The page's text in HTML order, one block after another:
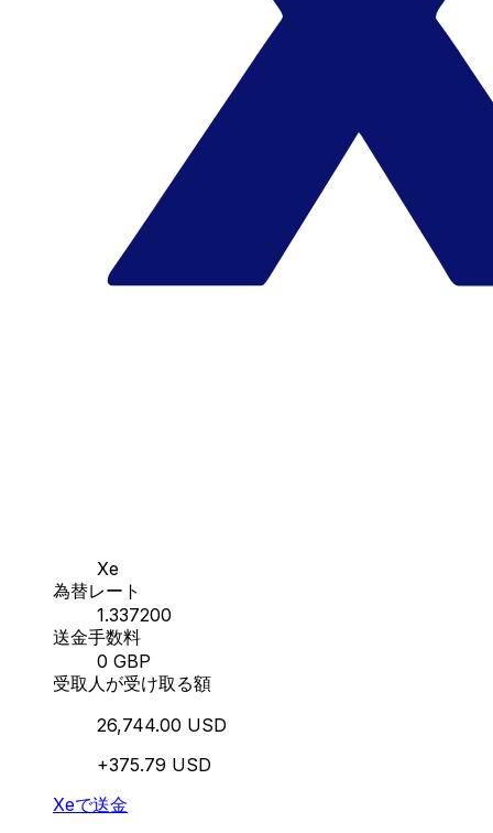
Xe
為替レート
1.337200
送金手数料
0 GBP
受取人が受け取る額
26,744.00 USD
+375.79 USD
Xeで送金